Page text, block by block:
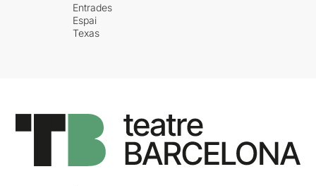
Entrades
Espai
Texas